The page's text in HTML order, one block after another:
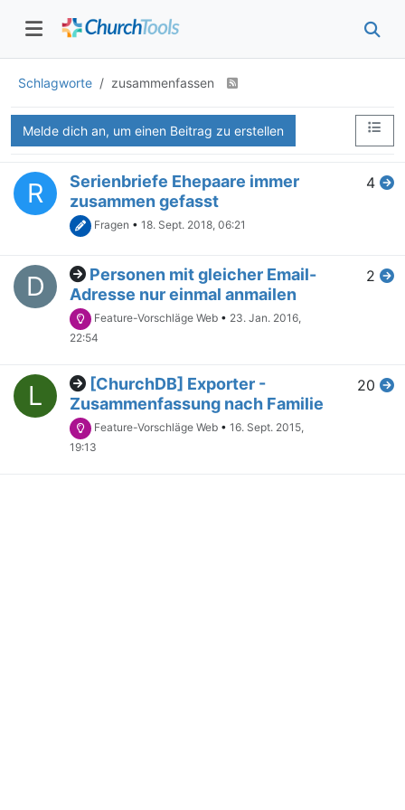
Schlagworte zusammenfassen
Melde dich an, um einen Beitrag zu erstellen
R
Serienbriefe Ehepaare immer
zusammen gefasst
Fragen • 18. Sept. 2018, 06:21
4
D
Personen mit gleicher Email-
Adresse nur einmal anmailen
Feature-Vorschläge Web • 23. Jan. 2016,
22:54
2
L
[ChurchDB] Exporter -
Zusammenfassung nach Familie
Feature-Vorschläge Web • 16. Sept. 2015,
19:13
20